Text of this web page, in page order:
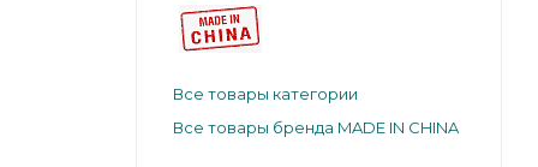
Все товары категории
Все товары бренда MADE IN CHINA